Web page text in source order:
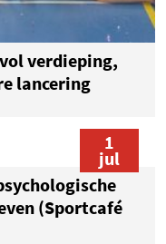
verdieping,
lancering
(Sportcafé
1
jul